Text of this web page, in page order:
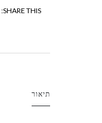
SHARE THIS:
תיאור